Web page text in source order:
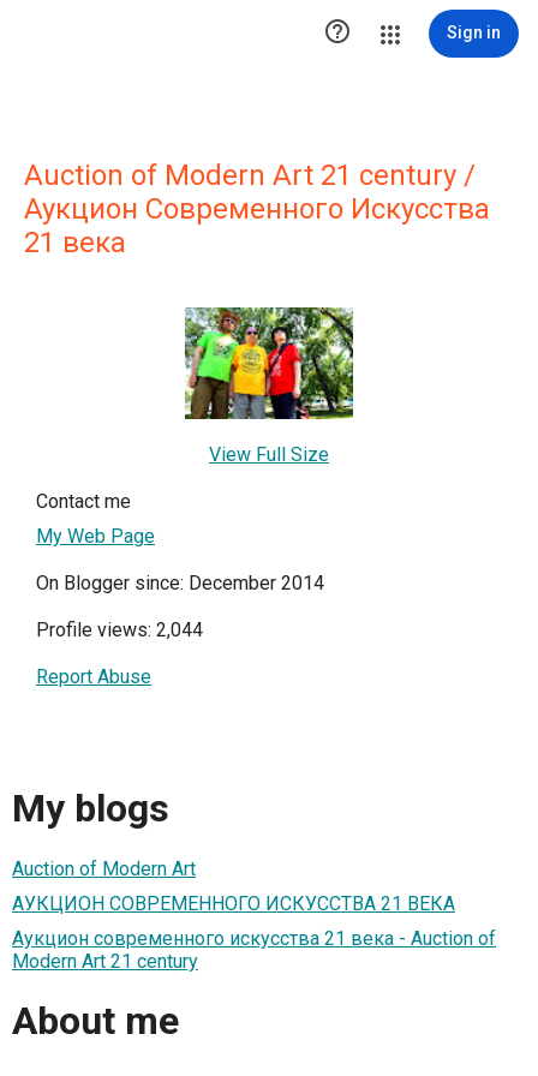
 Sign in
Auction of Modern Art 21 century /
Аукцион Современного Искусства
21 века
View Full Size
Contact me
My Web Page
On Blogger since: December 2014
Profile views: 2,044
Report Abuse
My blogs
Auction of Modern Art
АУКЦИОН СОВРЕМЕННОГО ИСКУССТВА 21 ВЕКА
Аукцион современного искусства 21 века - Auction of
Modern Art 21 century
About me